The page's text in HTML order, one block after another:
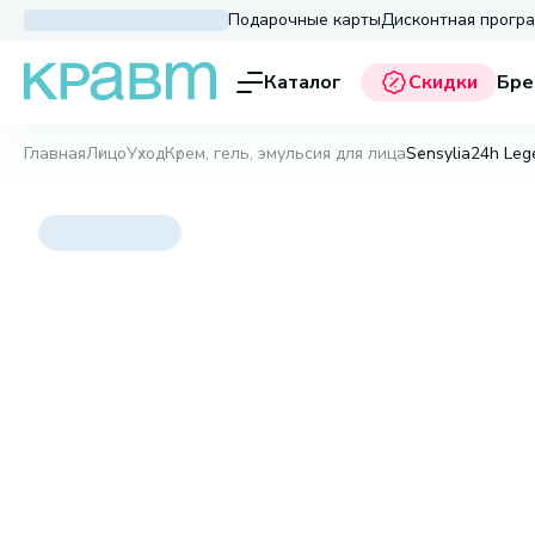
Подарочные картыДисконтная
Каталог Скидки
ГлавнаяЛицоУходКрем, гель, эмульсия для лицаSensylia24h